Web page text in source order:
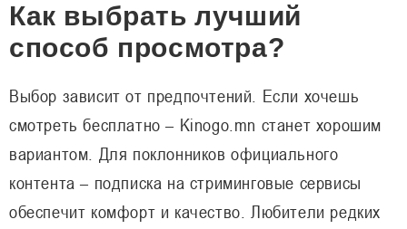
Как выбрать лучший
способ просмотра?
Выбор зависит от предпочтений. Если хочешь
смотреть бесплатно – Kinogo.mn станет хорошим
вариантом. Для поклонников официального
контента – подписка на стриминговые сервисы
обеспечит комфорт и качество. Любители редких